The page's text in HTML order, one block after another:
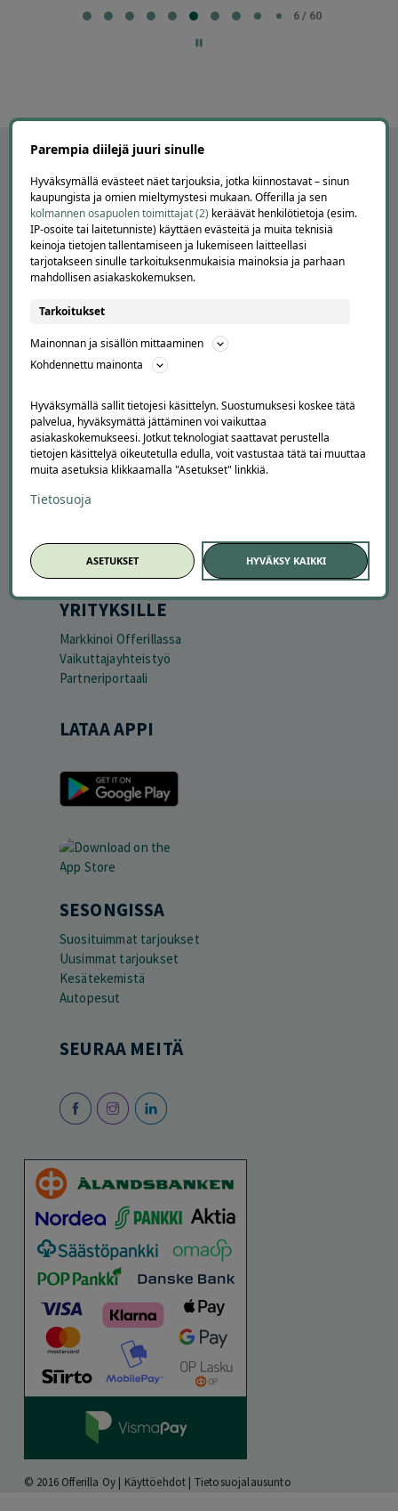
6 / 60
APUA JA NEUVOJA
Peruuta tilaus
Asiakaspalvelu
Usein kysytyt kysymykset
Suosittele Offerillaa
TUTUSTU MEIHIN
Tietoa meistä
Ajankohtaista
YRITYKSILLE
Markkinoi Offerillassa
Vaikuttajayhteistyö
Partneriportaali
LATAA APPI
SESONGISSA
Suosituimmat tarjoukset
Uusimmat tarjoukset
Kesätekemistä
Autopesut
SEURAA MEITÄ
© 2016 Offerilla Oy | Käyttöehdot | Tietosuojalausunto
Parempia diilejä juuri sinulle
Hyväksymällä evästeet näet tarjouksia, jotka kiinnostavat – sinun
kaupungista ja omien mieltymystesi mukaan. Offerilla ja sen
kolmannen osapuolen toimittajat (2) keräävät henkilötietoja (esim.
IP-osoite tai laitetunniste) käyttäen evästeitä ja muita teknisiä
keinoja tietojen tallentamiseen ja lukemiseen laitteellasi
tarjotakseen sinulle tarkoituksenmukaisia mainoksia ja parhaan
mahdollisen asiakaskokemuksen.
Tarkoitukset
Mainonnan ja sisällön mittaaminen
Kohdennettu mainonta
Hyväksymällä sallit tietojesi käsittelyn. Suostumuksesi koskee tätä
palvelua, hyväksymättä jättäminen voi vaikuttaa
asiakaskokemukseesi. Jotkut teknologiat saattavat perustella
tietojen käsittelyä oikeutetulla edulla, voit vastustaa tätä tai muuttaa
muita asetuksia klikkaamalla "Asetukset" linkkiä.
Tietosuoja
ASETUKSET HYVÄKSY KAIKKI